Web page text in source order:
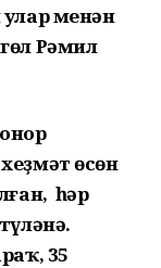
менән
Рәмил
өсөн
һәр
35